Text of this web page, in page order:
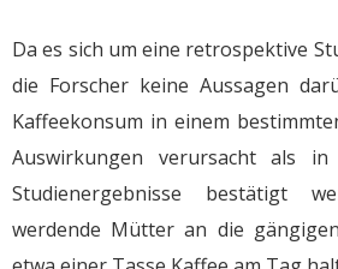
Da es sich um eine retrospektive
die Forscher keine Aussagen
Kaffeekonsum in einem
Auswirkungen verursacht als
Studienergebnisse bestätigt
werdende Mütter an die